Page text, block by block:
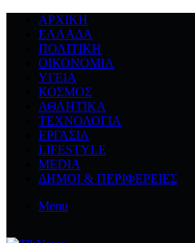
ΑΡΧΙΚΉ
ΕΛΛΆΔΑ
ΠΟΛΙΤΙΚΉ
ΟΙΚΟΝΟΜΊΑ
ΥΓΕΊΑ
ΚΌΣΜΟΣ
ΑΘΛΗΤΙΚΆ
ΤΕΧΝΟΛΟΓΙΆ
ΕΡΓΑΣΊΑ
LIFESTYLE
MEDIA
ΔΉΜΟΙ & ΠΕΡΙΦΈΡΕΙΕΣ
Menu